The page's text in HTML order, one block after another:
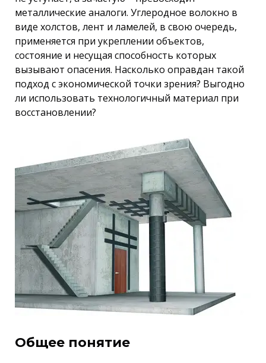
металлические аналоги. Углеродное волокно в
виде холстов, лент и ламелей, в свою очередь,
применяется при укреплении объектов,
состояние и несущая способность которых
вызывают опасения. Насколько оправдан такой
подход с экономической точки зрения? Выгодно
ли использовать технологичный материал при
восстановлении?
Общее понятие